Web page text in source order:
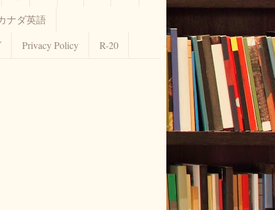
ナダ英語
Privacy Policy R-20